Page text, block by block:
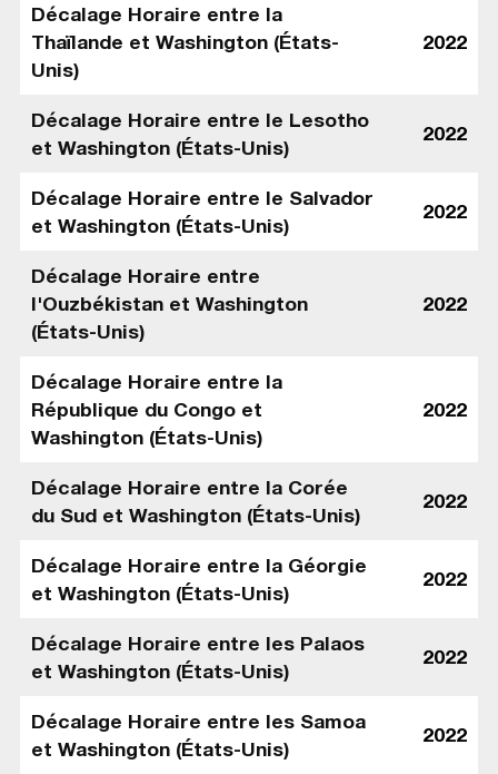
Décalage Horaire entre la
Thaïlande et Washington (États-
Unis)
2022
Décalage Horaire entre le Lesotho
et Washington (États-Unis)
2022
Décalage Horaire entre le Salvador
et Washington (États-Unis)
2022
Décalage Horaire entre
l'Ouzbékistan et Washington
(États-Unis)
2022
Décalage Horaire entre la
République du Congo et
Washington (États-Unis)
2022
Décalage Horaire entre la Corée
du Sud et Washington (États-Unis)
2022
Décalage Horaire entre la Géorgie
et Washington (États-Unis)
2022
Décalage Horaire entre les Palaos
et Washington (États-Unis)
2022
Décalage Horaire entre les Samoa
et Washington (États-Unis)
2022